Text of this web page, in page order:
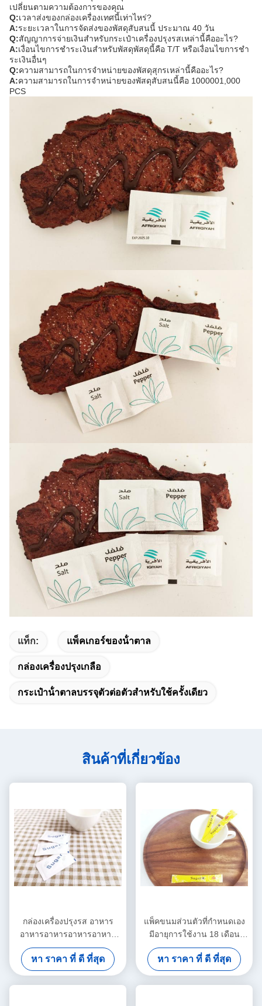
เปลี่ยนตามความต้องการของคุณ
Q:เวลาส่งของกล่องเครื่องเทศนี้เท่าไหร่?
A:ระยะเวลาในการจัดส่งของพัสดุสับสนนี้ ประมาณ 40 วัน
Q:สัญญาการจ่ายเงินสําหรับกระเป๋าเครื่องปรุงรสเหล่านี้คืออะไร?
A:เงื่อนไขการชําระเงินสําหรับพัสดุพัสดุนี้คือ T/T หรือเงื่อนไขการชํา
ระเงินอื่นๆ
Q:ความสามารถในการจําหน่ายของพัสดุสุกรเหล่านี้คืออะไร?
A:ความสามารถในการจําหน่ายของพัสดุสับสนนี้คือ 1000001,000
PCS
แท็ก: แพ็คเกอร์ของน้ําตาล
กล่องเครื่องปรุงเกลือ
กระเป๋าน้ําตาลบรรจุตัวต่อตัวสําหรับใช้ครั้งเดียว
สินค้าที่เกี่ยวข้อง
กล่องเครื่องปรุงรส อาหาร
อาหารอาหารอาหารอาหาร
อาหาร / ประเทศที่มา ตัวเลือก
การปรับแต่ง
หา ราคา ที่ ดี ที่สุด
แพ็คขนมส่วนตัวที่กําหนดเอง
มีอายุการใช้งาน 18 เดือน
และสามารถกําหนดเองได้
หา ราคา ที่ ดี ที่สุด